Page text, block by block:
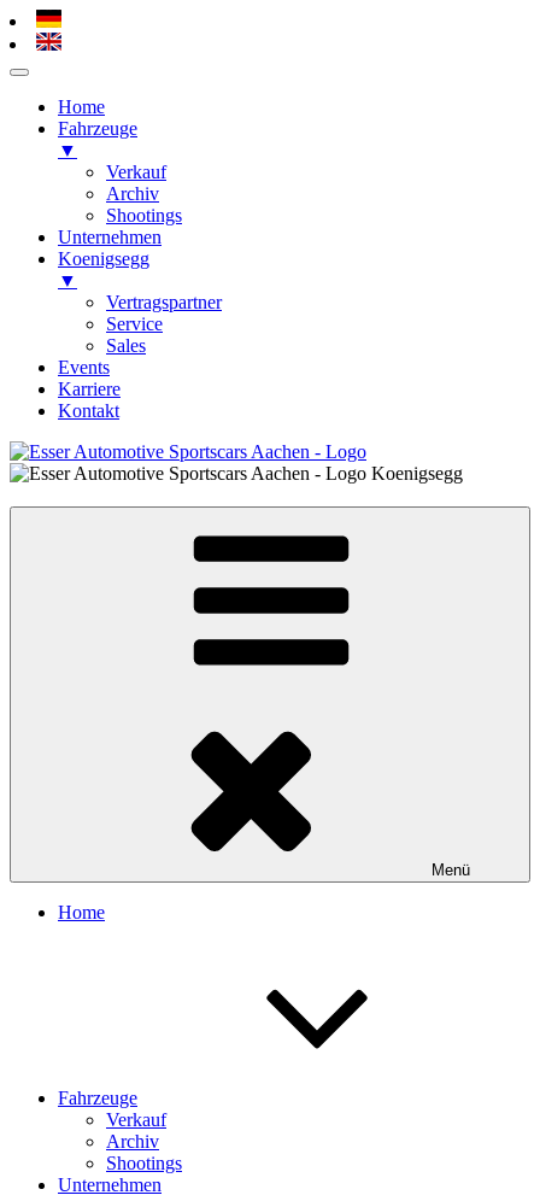
Home
Fahrzeuge
▼
Verkauf
Archiv
Shootings
Unternehmen
Koenigsegg
▼
Vertragspartner
Service
Sales
Events
Karriere
Kontakt
Inhalt
Esser Automotive – Alsdorf / Aachen
Koenigsegg, Hypercars, Sportscars
Menü
Home
Fahrzeuge
Verkauf
Archiv
Shootings
Unternehmen